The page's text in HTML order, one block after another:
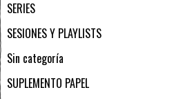
SERIES
SESIONES Y PLAYLISTS
Sin categoría
SUPLEMENTO PAPEL